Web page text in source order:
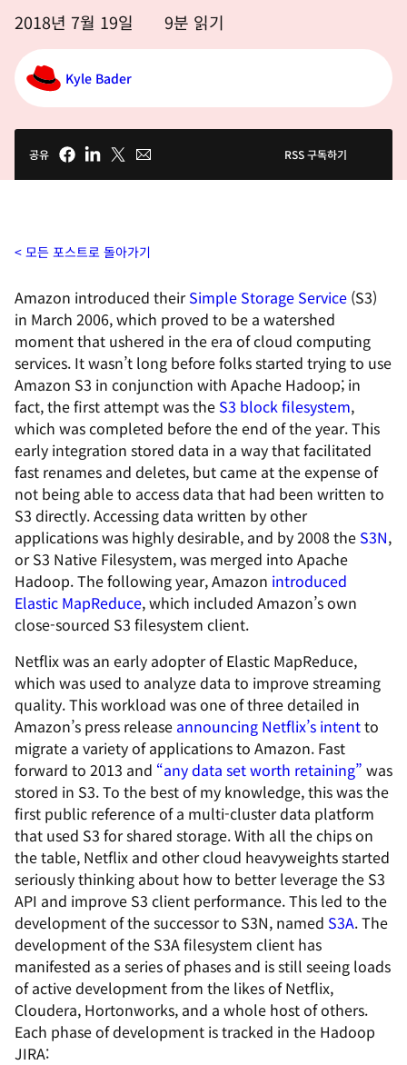
2018년 7월 19일 9분 읽기
Kyle Bader
공유 RSS 구독하기
모든 포스트로 돌아가기
Amazon introduced theirSimple Storage Service (S3)
in March 2006, which proved to be a watershed
moment that ushered in the era of cloud computing
services. It wasn’t long before folks started trying to use
Amazon S3 in conjunction with Apache Hadoop; in
fact, the first attempt was the S3 block filesystem,
which was completed before the end of the year. This
early integration stored data in a way that facilitated
fast renames and deletes, but came at the expense of
not being able to access data that had been written to
S3 directly. Accessing data written by other
applications was highly desirable, and by 2008 the S3N,
or S3 Native Filesystem, was merged into Apache
Hadoop. The following year, Amazon introduced
Elastic MapReduce, which included Amazon’s own
close-sourced S3 filesystem client.
Netflix was an early adopter of Elastic MapReduce,
which was used to analyze data to improve streaming
quality. This workload was one of three detailed in
Amazon’s press release announcing Netflix’s intentto
migrate a variety of applications to Amazon. Fast
forward to 2013 and “any data set worth retaining” was
stored in S3. To the best of my knowledge, this was the
first public reference of a multi-cluster data platform
that used S3 for shared storage. With all the chips on
the table, Netflix and other cloud heavyweights started
seriously thinking about how to better leverage the S3
API and improve S3 client performance. This led to the
development of the successor to S3N, named S3A. The
development of the S3A filesystem client has
manifested as a series of phases and is still seeing loads
of active development from the likes of Netflix,
Cloudera, Hortonworks, and a whole host of others.
Each phase of development is tracked in the Hadoop
JIRA: